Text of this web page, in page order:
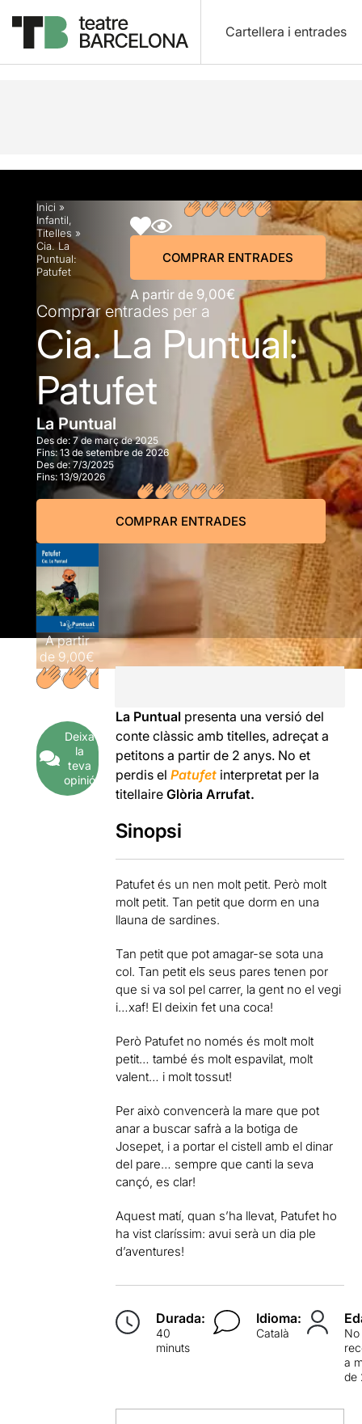
Cartellera i entrades
Descripció Horaris Fitxa artística Fotos i
Inici »
Infantil,
Titelles »
Cia. La
Puntual:
Patufet
A partir de 9,00€
COMPRAR ENTRADES
Comprar entrades per a
Cia. La Puntual:
Patufet
La Puntual
Des de: 7 de març de 2025
Fins:13 de setembre de 2026
Des de:7/3/2025
Fins: 13/9/2026
COMPRAR ENTRADES
A partir
de 9,00€
Deixa
la
teva
opinió
La Puntual presenta una versió del
conte clàssic amb titelles, adreçat a
petitons a partir de 2 anys. No et
perdis elPatufet interpretat per la
titellaireGlòria Arrufat.
Sinopsi
Patufet és un nen molt petit. Però molt
molt petit. Tan petit que dorm en una
llauna de sardines.
Tan petit que pot amagar-se sota una
col. Tan petit els seus pares tenen por
que si va sol pel carrer, la gent no el vegi
i…xaf! El deixin fet una coca!
Però Patufet no només és molt molt
petit… també és molt espavilat, molt
valent… i molt tossut!
Per això convencerà la mare que pot
anar a buscar safrà a la botiga de
Josepet, i a portar el cistell amb el dinar
del pare… sempre que canti la seva
cançó, es clar!
Aquest matí, quan s’ha llevat, Patufet ho
ha vist claríssim: avui serà un dia ple
d’aventures!
Durada:
40
minuts
Idioma:
Català
No
a
de